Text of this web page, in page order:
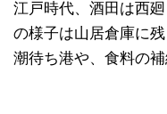
江戸時代、酒田は西
の様子は山居倉庫に
潮待ち港や、食料の